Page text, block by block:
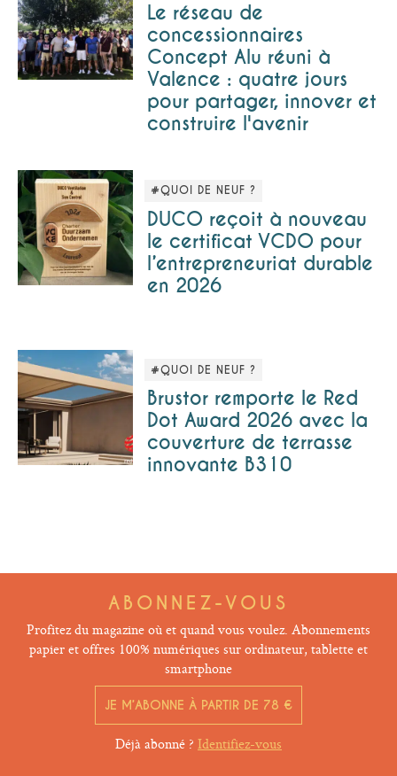
Le réseau de
concessionnaires
Concept Alu réuni à
Valence : quatre jours
pour partager, innover et
construire l'avenir
#QUOI DE NEUF ?
DUCO reçoit à nouveau
le certificat VCDO pour
l’entrepreneuriat durable
en 2026
#QUOI DE NEUF ?
Brustor remporte le Red
Dot Award 2026 avec la
couverture de terrasse
innovante B310
ABONNEZ-VOUS
Profitez du magazine où et quand vous voulez. Abonnements
papier et offres 100% numériques sur ordinateur, tablette et
smartphone
JE M’ABONNE À PARTIR DE 78 €
Déjà abonné ? Identifiez-vous